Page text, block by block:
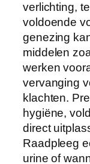
verlichting,
voldoende
genezing
middelen
werken
vervanging
klachten.
hygiëne,
direct
Raadpleeg
urine of